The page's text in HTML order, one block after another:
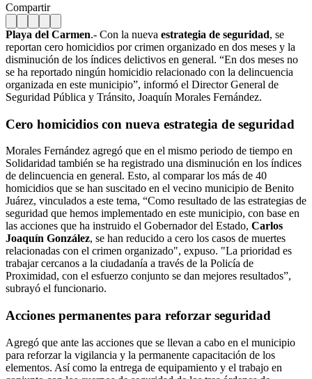
Compartir
Playa del Carmen.- Con la nueva estrategia de seguridad, se
reportan cero homicidios por crimen organizado en dos meses y la
disminución de los índices delictivos en general. “En dos meses no
se ha reportado ningún homicidio relacionado con la delincuencia
organizada en este municipio”, informó el Director General de
Seguridad Pública y Tránsito, Joaquín Morales Fernández.
Cero homicidios con nueva estrategia de seguridad
Morales Fernández agregó que en el mismo periodo de tiempo en
Solidaridad también se ha registrado una disminución en los índices
de delincuencia en general. Esto, al comparar los más de 40
homicidios que se han suscitado en el vecino municipio de Benito
Juárez, vinculados a este tema, “Como resultado de las estrategias de
seguridad que hemos implementado en este municipio, con base en
las acciones que ha instruido el Gobernador del Estado, Carlos
Joaquín González, se han reducido a cero los casos de muertes
relacionadas con el crimen organizado", expuso. "La prioridad es
trabajar cercanos a la ciudadanía a través de la Policía de
Proximidad, con el esfuerzo conjunto se dan mejores resultados”,
subrayó el funcionario.
Acciones permanentes para reforzar seguridad
Agregó que ante las acciones que se llevan a cabo en el municipio
para reforzar la vigilancia y la permanente capacitación de los
elementos. Así como la entrega de equipamiento y el trabajo en